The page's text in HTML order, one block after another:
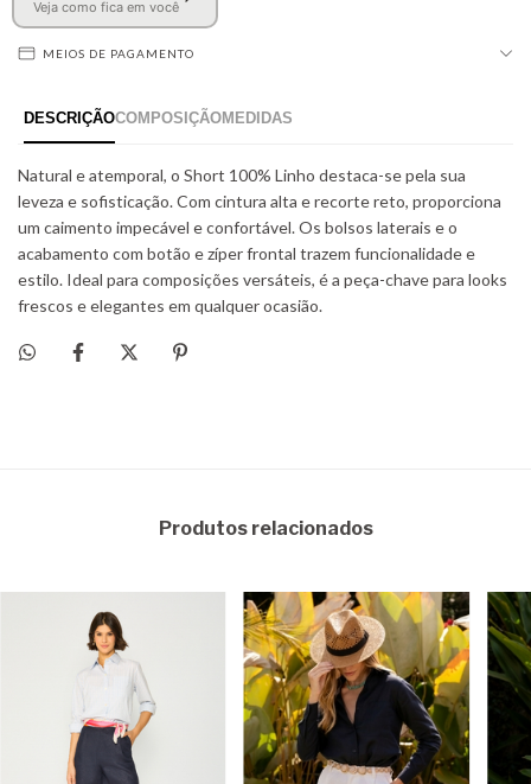
Veja como fica em você
MEIOS DE PAGAMENTO
Produtos relacionados